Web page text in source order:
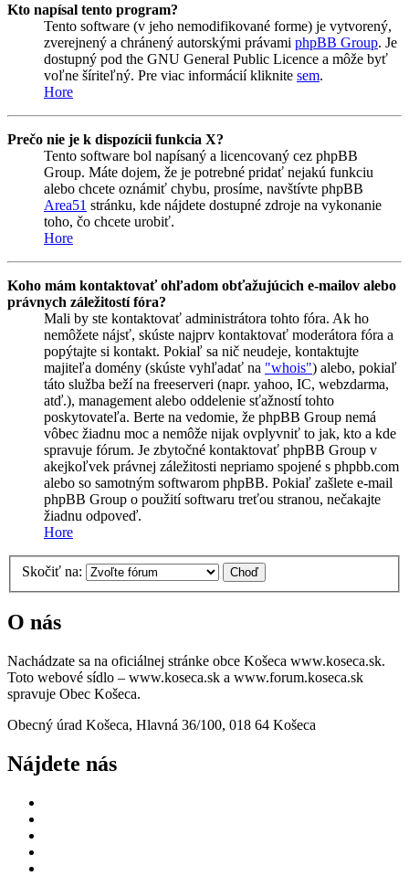
Kto napísal tento program?
Tento software (v jeho nemodifikované forme) je vytvorený,
zverejnený a chránený autorskými právami phpBB Group. Je
dostupný pod the GNU General Public Licence a môže byť
voľne šíriteľný. Pre viac informácií kliknite sem.
Hore
Prečo nie je k dispozícii funkcia X?
Tento software bol napísaný a licencovaný cez phpBB
Group. Máte dojem, že je potrebné pridať nejakú funkciu
alebo chcete oznámiť chybu, prosíme, navštívte phpBB
Area51 stránku, kde nájdete dostupné zdroje na vykonanie
toho, čo chcete urobiť.
Hore
Koho mám kontaktovať ohľadom obťažujúcich e-mailov alebo
právnych záležitostí fóra?
Mali by ste kontaktovať administrátora tohto fóra. Ak ho
nemôžete nájsť, skúste najprv kontaktovať moderátora fóra a
popýtajte si kontakt. Pokiaľ sa nič neudeje, kontaktujte
majiteľa domény (skúste vyhľadať na "whois") alebo, pokiaľ
táto služba beží na freeserveri (napr. yahoo, IC, webzdarma,
atď.), management alebo oddelenie sťažností tohto
poskytovateľa. Berte na vedomie, že phpBB Group nemá
vôbec žiadnu moc a nemôže nijak ovplyvniť to jak, kto a kde
spravuje fórum. Je zbytočné kontaktovať phpBB Group v
akejkoľvek právnej záležitosti nepriamo spojené s phpbb.com
alebo so samotným softwarom phpBB. Pokiaľ zašlete e-mail
phpBB Group o použití softwaru treťou stranou, nečakajte
žiadnu odpoveď.
Hore
Skočiť na:
O nás
Nachádzate sa na oficiálnej stránke obce Košeca www.koseca.sk.
Toto webové sídlo – www.koseca.sk a www.forum.koseca.sk
spravuje Obec Košeca.
Obecný úrad Košeca, Hlavná 36/100, 018 64 Košeca
Nájdete nás